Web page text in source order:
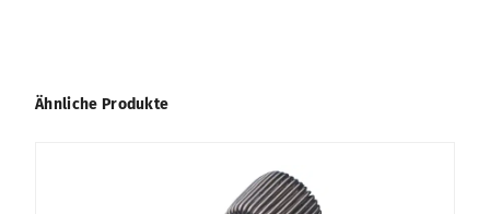
Produktgalerie überspringen
Ähnliche Produkte